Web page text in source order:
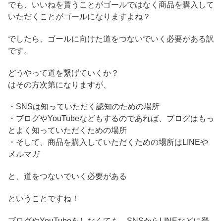
でも、いいねを貰うことがゴールではなく商品を購入して
いただくことがゴールになりますよね？
でしたら、ゴールに向けた道をつないでいく必要がある訳
です。
どうやって道を繋げていくか？
はその方次第になりますが、
・SNSは知っていただく認知のための場所
・ブログやYouTubeなどもするのであれば、ブログはもっ
とよく知っていただくための場所
・そして、商品を購入していただくための場所はLINEや
メルマガ
と、道をつないでいく必要がある
ということですね！